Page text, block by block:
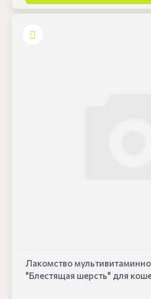
Лакомство
"Блестящая шерсть" для